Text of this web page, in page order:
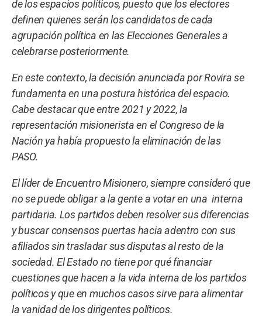
de los espacios políticos, puesto que los electores
definen quienes serán los candidatos de cada
agrupación política en las Elecciones Generales a
celebrarse posteriormente.
En este contexto, la decisión anunciada por Rovira se
fundamenta en una postura histórica del espacio.
Cabe destacar que entre 2021 y 2022, la
representación misionerista en el Congreso de la
Nación ya había propuesto la eliminación de las
PASO.
El líder de Encuentro Misionero, siempre consideró que
no se puede obligar a la gente a votar en una interna
partidaria. Los partidos deben resolver sus diferencias
y buscar consensos puertas hacia adentro con sus
afiliados sin trasladar sus disputas al resto de la
sociedad. El Estado no tiene por qué financiar
cuestiones que hacen a la vida interna de los partidos
políticos y que en muchos casos sirve para alimentar
la vanidad de los dirigentes políticos.